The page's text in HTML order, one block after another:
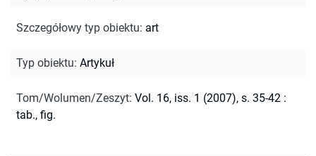
Szczegółowy typ obiektu: art
Typ obiektu: Artykuł
Tom/Wolumen/Zeszyt: Vol. 16, iss. 1 (2007), s. 35-42 :
tab., fig.